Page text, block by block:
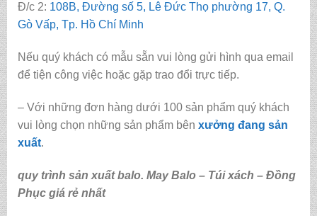
Đ/c 2: 108B, Đường số 5, Lê Đức Thọ phường 17, Q.
Gò Vấp, Tp. Hồ Chí Minh
Nếu quý khách có mẫu sẵn vui lòng gửi hình qua email
để tiện công việc hoặc gặp trao đổi trực tiếp.
– Với những đơn hàng dưới 100 sản phẩm quý khách
vui lòng chọn những sản phẩm bên xưởng đang sản
xuất.
quy trình sản xuất balo. May Balo – Túi xách – Đồng
Phục giá rẻ nhất